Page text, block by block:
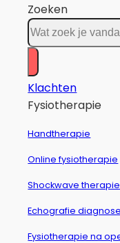
Zoeken
Klachten
Fysiotherapie
Handtherapie
Online fysiotherapie
Shockwave therapie
Echografie
Fysiotherapie na